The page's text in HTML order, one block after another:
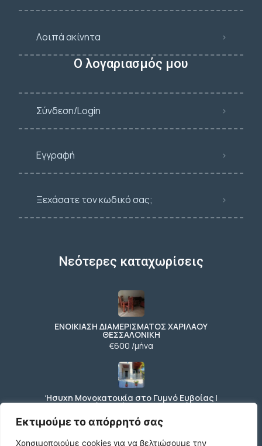
Εκτιμούμε το απόρρητό σας
Χρησιμοποιούμε cookies για να βελτιώσουμε την
Λοιπά ακίνητα
Ο λογαριασμός μου
Σύνδεση/Login
Εγγραφή
Ξεχάσατε τον κωδικό σας;
Νεότερες καταχωρίσεις
ΕΝΟΙΚΙΑΣΗ ΔΙΑΜΕΡΙΣΜΑΤΟΣ ΧΑΡΙΛΑΟΥ
ΘΕΣΣΑΛΟΝΙΚΗ
€600 /μήνα
Ήσυχη Μονοκατοικία στο Γυμνό Ευβοίας |
Κοντά σε Θάλασσα & Βουνό
€52 /μήνα